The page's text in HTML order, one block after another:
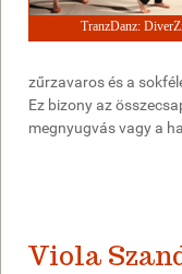
TranzDanz:
zűrzavaros és a
Ez bizony az
megnyugvás vagy a
Viola